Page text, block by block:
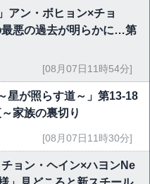
アン・ボヒョン×チョ
最悪の過去が明らかに…第
[08月07日11時54分]
星が照らす道～」第13-18
家族の裏切り
[08月07日11時30分]
チョン・ヘイン×ハヨンNe